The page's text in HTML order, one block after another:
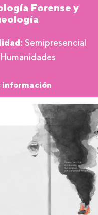
Forense y
Semipresencial
información